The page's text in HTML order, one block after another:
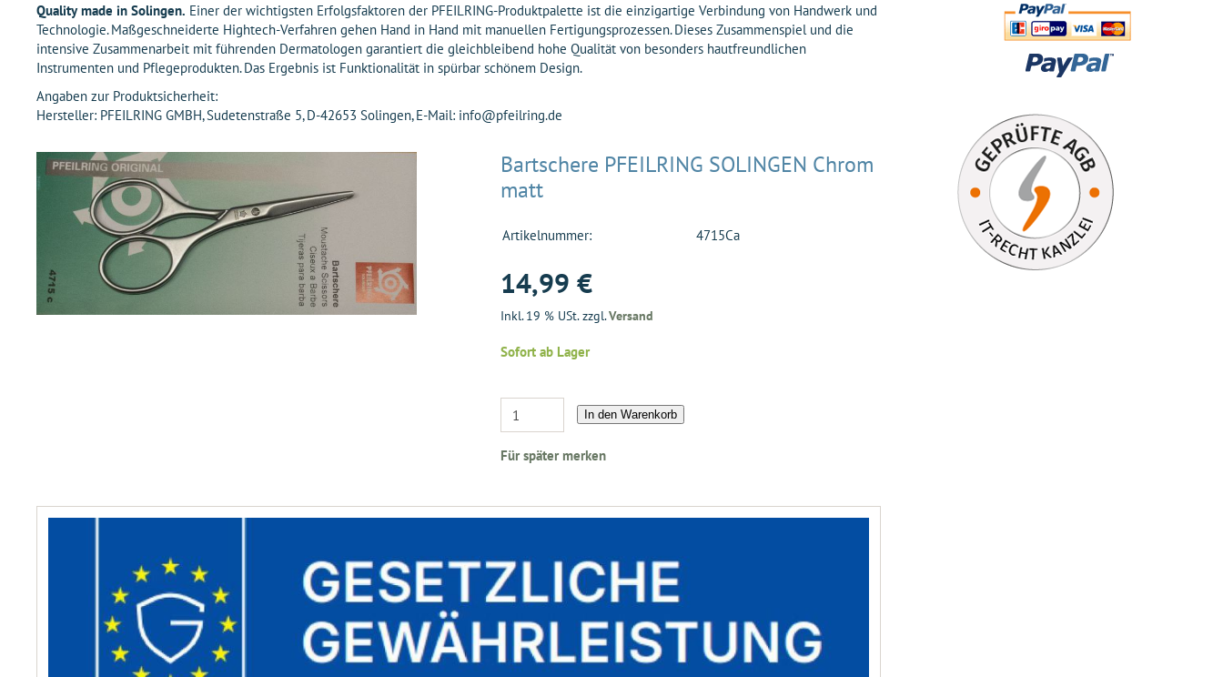
Quality made in Solingen. Einer der wichtigsten Erfolgsfaktoren der PFEILRING-Produktpalette ist die einzigartige Verbindung von Handwerk und
Technologie. Maßgeschneiderte Hightech-Verfahren gehen Hand in Hand mit manuellen Fertigungsprozessen. Dieses Zusammenspiel und die
intensive Zusammenarbeit mit führenden Dermatologen garantiert die gleichbleibend hohe Qualität von besonders hautfreundlichen
Instrumenten und Pflegeprodukten. Das Ergebnis ist Funktionalität in spürbar schönem Design.
Angaben zur Produktsicherheit:
Hersteller: PFEILRING GMBH, Sudetenstraße 5, D-42653 Solingen, E-Mail: info@pfeilring.de
Bartschere PFEILRING SOLINGEN Chrom
matt
Artikelnummer: 4715Ca
14,99 €
Inkl. 19 % USt. zzgl.Versand
Sofort ab Lager
In den Warenkorb
Für später merken